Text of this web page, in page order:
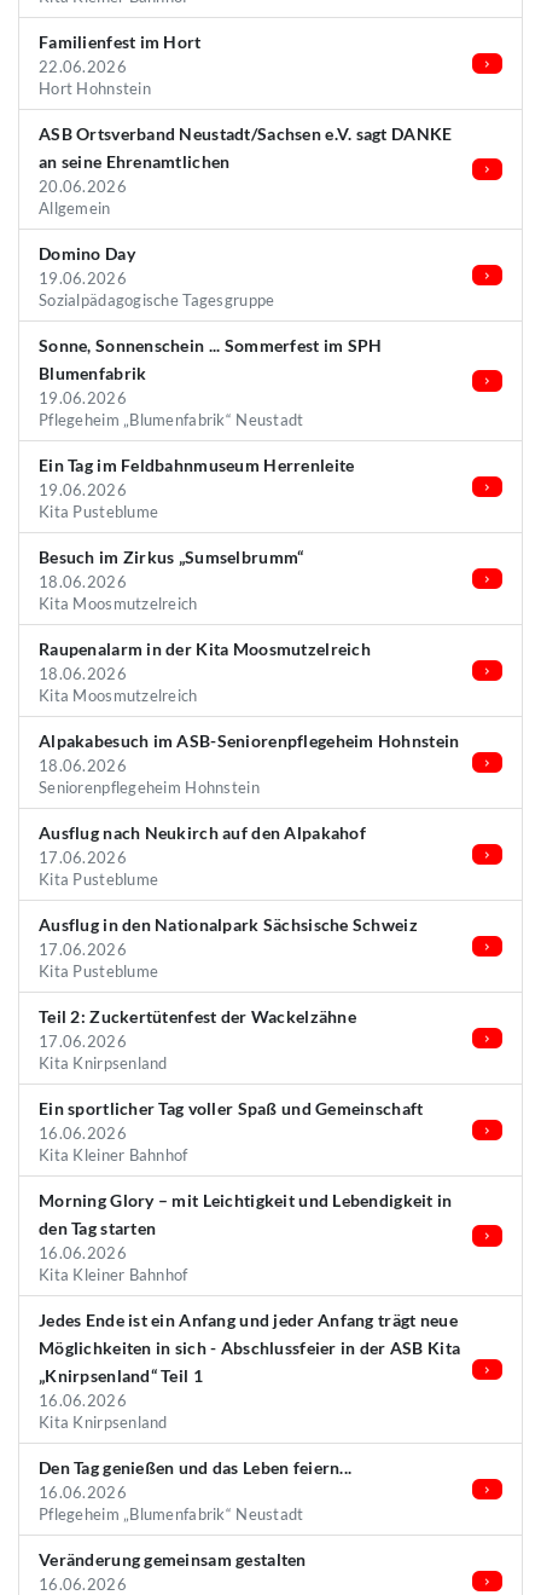
Familienfest im Hort
22.06.2026
Hort Hohnstein
ASB Ortsverband Neustadt/Sachsen e.V. sagt DANKE
an seine Ehrenamtlichen
20.06.2026
Allgemein
Domino Day
19.06.2026
Sozialpädagogische Tagesgruppe
Sonne, Sonnenschein ... Sommerfest im SPH
Blumenfabrik
19.06.2026
Pflegeheim „Blumenfabrik“ Neustadt
Ein Tag im Feldbahnmuseum Herrenleite
19.06.2026
Kita Pusteblume
Besuch im Zirkus „Sumselbrumm“
18.06.2026
Kita Moosmutzelreich
Raupenalarm in der Kita Moosmutzelreich
18.06.2026
Kita Moosmutzelreich
Alpakabesuch im ASB-Seniorenpflegeheim Hohnstein
18.06.2026
Seniorenpflegeheim Hohnstein
Ausflug nach Neukirch auf den Alpakahof
17.06.2026
Kita Pusteblume
Ausflug in den Nationalpark Sächsische Schweiz
17.06.2026
Kita Pusteblume
Teil 2: Zuckertütenfest der Wackelzähne
17.06.2026
Kita Knirpsenland
Ein sportlicher Tag voller Spaß und Gemeinschaft
16.06.2026
Kita Kleiner Bahnhof
Morning Glory – mit Leichtigkeit und Lebendigkeit in
den Tag starten
16.06.2026
Kita Kleiner Bahnhof
Jedes Ende ist ein Anfang und jeder Anfang trägt neue
Möglichkeiten in sich - Abschlussfeier in der ASB Kita
„Knirpsenland“ Teil 1
16.06.2026
Kita Knirpsenland
Den Tag genießen und das Leben feiern...
16.06.2026
Pflegeheim „Blumenfabrik“ Neustadt
Veränderung gemeinsam gestalten
16.06.2026